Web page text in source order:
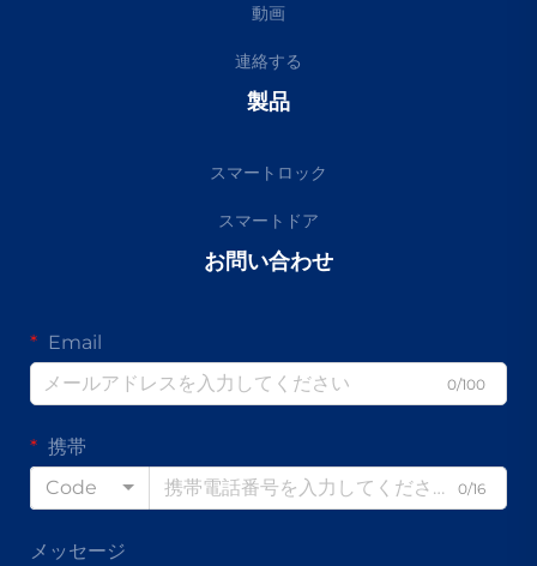
動画
連絡する
製品
スマートロック
スマートドア
お問い合わせ
Email
0/100
携帯
Code
0/16
メッセージ